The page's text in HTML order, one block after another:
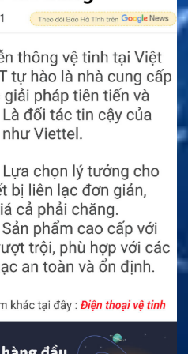
cấp trong các cấp phù
nhận diện linh kiện xuống
ưu. Chủ tàu có thể chủ
sự cố lớn.
giúp kiểm soát ngân sách
số chi phí bảo trì và nhân
dịch vụ. Quyền lợi cụ thể
Trước FleetPhone
– Thẻ SIM liên lạc vệ tinh
Hàng Tháng Inmarsat
Hàng Tháng Inmarsat